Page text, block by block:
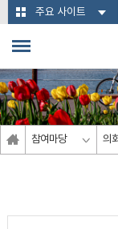
본문바로가기주요 사이트
참여마당 의